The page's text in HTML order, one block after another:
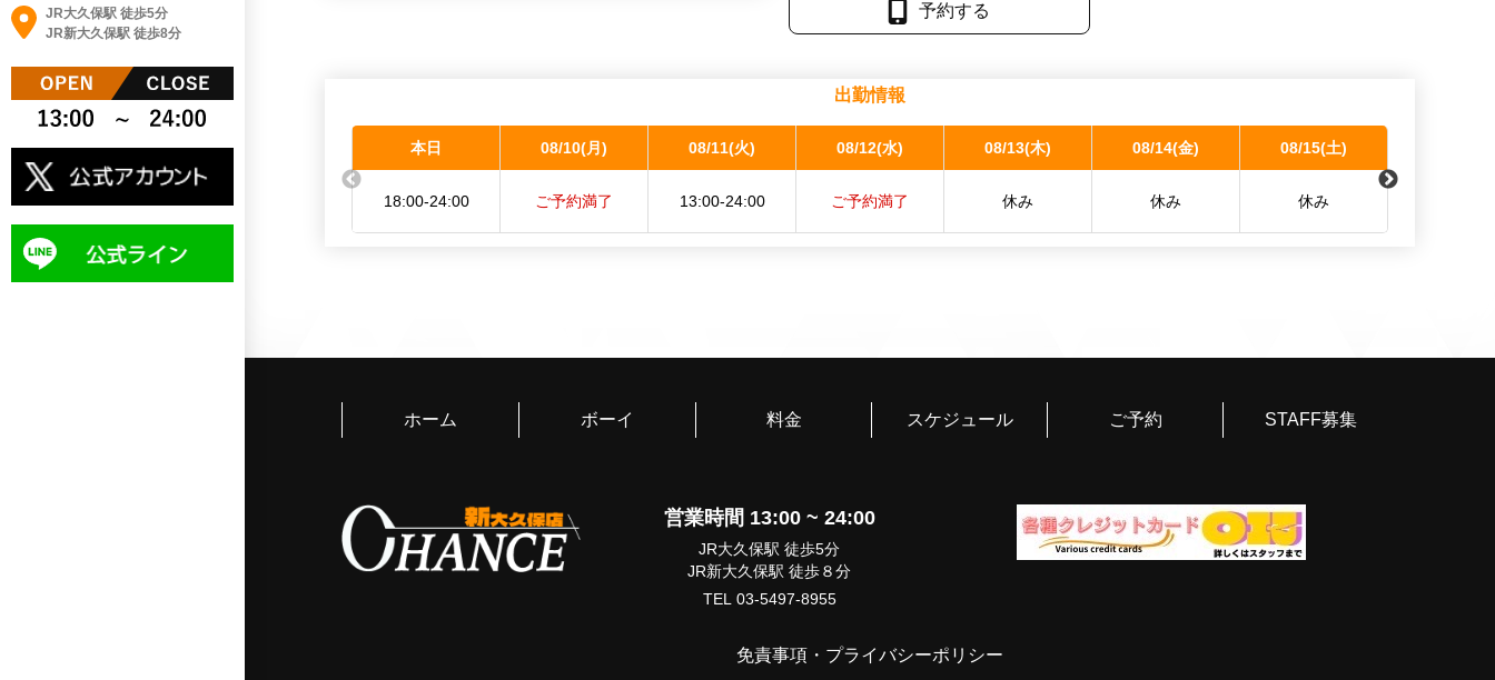
JR大久保駅 徒歩5分
JR新大久保駅 徒歩8分
今回も本当にありがとうございました！
す！笑
また今度会えるのを楽しみにしています✨
体調には気をつけて頑張ってください💪(S様)
お会いできるまで待ち遠しいです。ありがとうございます。（Y様)
とても話やすく、優しくリードしていただきました。3時間があっという間に過ぎ
てしまいました。次のお客さんの予約がなければ、延長をお願いしたかったで
久しぶりに会えるということで、ドキドキしました。名古屋のプレゼントとクリ
スマスのプレゼントを渡したら、快く受け取ってくれました。話していると幸せ
な気持ちになります。シャワールームから、エロさ全開で、こちらの希望にも応
えてくれました。ベッドではバックから攻められて無茶苦茶気持ちよかったで
が寂しいです。ありがとう、ツバサくん！（K様）
予約する
出勤情報
本日
18:00-24:00
08/10(月)
ご予約満了
08/11(火)
13:00-24:00
08/12(水)
ご予約満了
08/13(木)
休み
08/14(金)
休み
08/15(土)
休み
ホーム ボーイ 料金 スケジュール ご予約 STAFF募集
営業時間 13:00 ~ 24:00
JR大久保駅 徒歩5分
JR新大久保駅 徒歩８分
TEL 03-5497-8955
免責事項 ・ プライバシーポリシー